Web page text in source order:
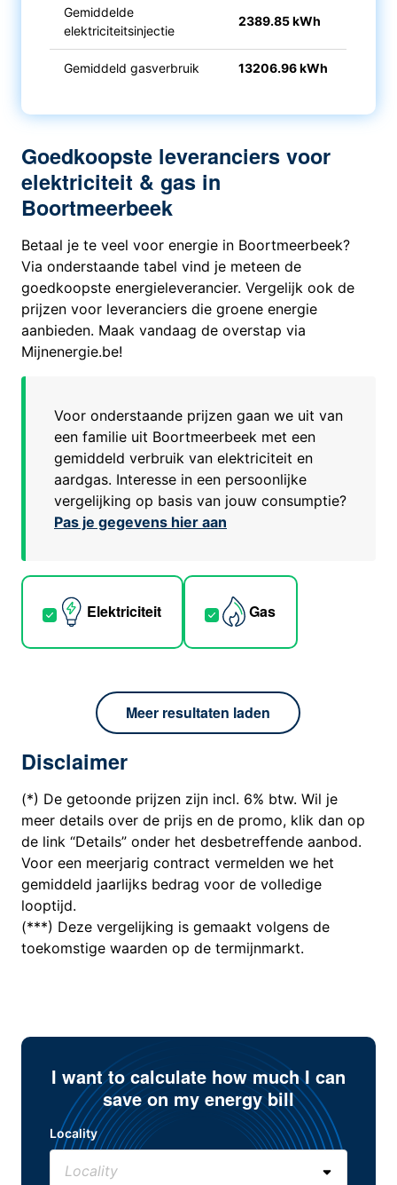
Gemiddelde
elektriciteitsinjectie
2389.85 kWh
Gemiddeld gasverbruik 13206.96 kWh
Goedkoopste leveranciers voor
elektriciteit & gas in
Boortmeerbeek
Betaal je te veel voor energie in Boortmeerbeek?
Via onderstaande tabel vind je meteen de
goedkoopste energieleverancier. Vergelijk ook de
prijzen voor leveranciers die groene energie
aanbieden. Maak vandaag de overstap via
Mijnenergie.be!
Voor onderstaande prijzen gaan we uit van
een familie uit Boortmeerbeek met een
gemiddeld verbruik van elektriciteit en
aardgas. Interesse in een persoonlijke
vergelijking op basis van jouw consumptie?
Pas je gegevens hier aan
Elektriciteit Gas
Meer resultaten laden
Disclaimer
(*) De getoonde prijzen zijn incl. 6% btw. Wil je
meer details over de prijs en de promo, klik dan op
de link “Details” onder het desbetreffende aanbod.
Voor een meerjarig contract vermelden we het
gemiddeld jaarlijks bedrag voor de volledige
looptijd.
(***) Deze vergelijking is gemaakt volgens de
toekomstige waarden op de termijnmarkt.
I want to calculate how much I can
save on my energy bill
Locality